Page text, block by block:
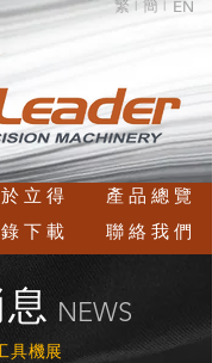
繁 | 簡 | EN
立 得
下 載
產 品 總 覽
聯 絡 我 們
NEWS
具機展